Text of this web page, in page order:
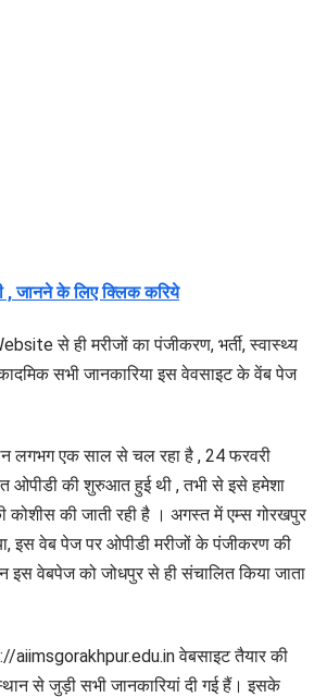
, जानने के लिए क्लिक करिये
से ही मरीजों का पंजीकरण, भर्ती, स्वास्थ्य
सभी जानकारिया इस वेवसाइट के वेंब पेज
लगभग एक साल से चल रहा है , 24 फरवरी
ओपीडी की शुरुआत हुई थी , तभी से इसे हमेशा
की जाती रही है । अगस्त में एम्स गोरखपुर
इस वेब पेज पर ओपीडी मरीजों के पंजीकरण की
इस वेबपेज को जोधपुर से ही संचालित किया जाता
aiimsgorakhpur.edu.in वेबसाइट तैयार की
से जुड़ी सभी जानकारियां दी गई हैं। इसके